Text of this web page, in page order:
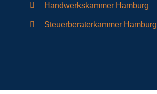
Handwerkskammer Hamburg
Steuerberaterkammer Hamburg